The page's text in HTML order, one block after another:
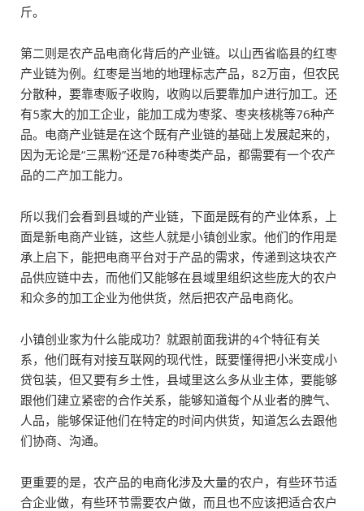
斤。
第二则是农产品电商化背后的产业链。以山西省临县的红枣
产业链为例。红枣是当地的地理标志产品，82万亩，但农民
分散种，要靠枣贩子收购，收购以后要靠加户进行加工。还
有5家大的加工企业，能加工成为枣浆、枣夹核桃等76种产
品。电商产业链是在这个既有产业链的基础上发展起来的，
因为无论是“三黑粉”还是76种枣类产品，都需要有一个农产
品的二产加工能力。
所以我们会看到县域的产业链，下面是既有的产业体系，上
面是新电商产业链，这些人就是小镇创业家。他们的作用是
承上启下，能把电商平台对于产品的需求，传递到这块农产
品供应链中去，而他们又能够在县域里组织这些庞大的农户
和众多的加工企业为他供货，然后把农产品电商化。
小镇创业家为什么能成功？就跟前面我讲的4个特征有关
系，他们既有对接互联网的现代性，既要懂得把小米变成小
贷包装，但又要有乡土性，县域里这么多从业主体，要能够
跟他们建立紧密的合作关系，能够知道每个从业者的脾气、
人品，能够保证他们在特定的时间内供货，知道怎么去跟他
们协商、沟通。
更重要的是，农产品的电商化涉及大量的农户，有些环节适
合企业做，有些环节需要农户做，而且也不应该把适合农户